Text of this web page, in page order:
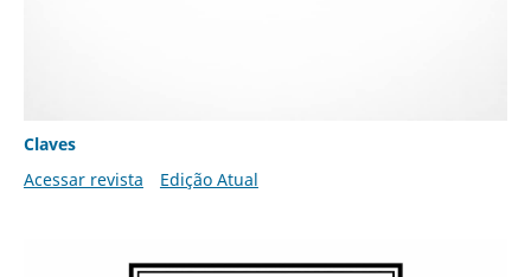
Claves
Acessar revista
Edição Atual